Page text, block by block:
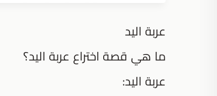
عربة اليد
ما هي قصة اختراع عربة اليد؟
عربة اليد: